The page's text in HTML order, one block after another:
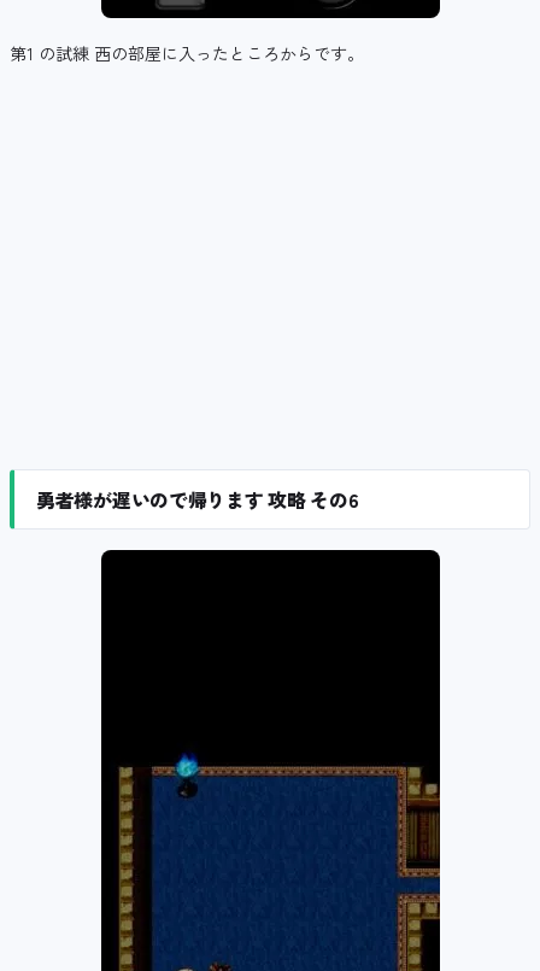
第1 の試練 西の部屋に入ったところからです。
勇者様が遅いので帰ります 攻略 その6